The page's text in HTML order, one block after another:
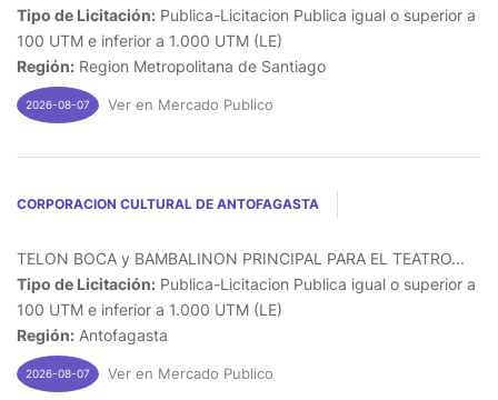
Tipo de Licitación: Publica-Licitacion Publica igual o superior a
100 UTM e inferior a 1.000 UTM (LE)
Región: Region Metropolitana de Santiago
2026-08-07 Ver en Mercado Publico
CORPORACION CULTURAL DE ANTOFAGASTA
TELON BOCA y BAMBALINON PRINCIPAL PARA EL TEATRO...
Tipo de Licitación: Publica-Licitacion Publica igual o superior a
100 UTM e inferior a 1.000 UTM (LE)
Región: Antofagasta
2026-08-07 Ver en Mercado Publico